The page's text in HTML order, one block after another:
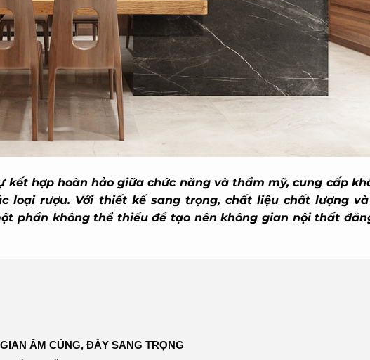
hợp hoàn hảo giữa chức năng và thẩm mỹ, cung cấp
loại rượu. Với thiết kế sang trọng, chất liệu chất lượng và
phần không thể thiếu để tạo nên không gian nội thất
ẤM CÚNG, ĐẦY SANG TRỌNG